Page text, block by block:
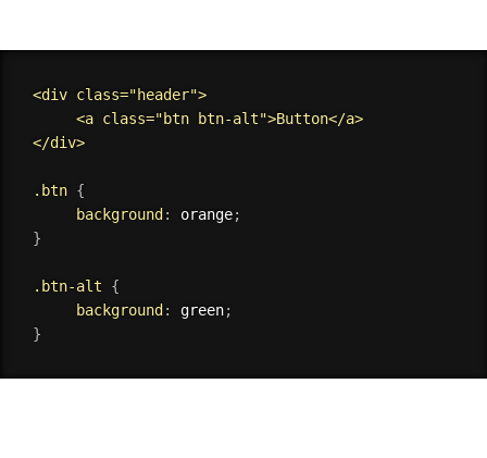
<div class="header">
     <a class="btn btn-alt">Button</a>
</div>
.btn {
background : orange;
}
.btn-alt
{
background : green;
}